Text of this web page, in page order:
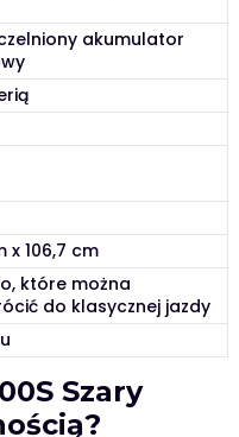
akumulator
x 106,7 cm
które można
do klasycznej jazdy
Szary